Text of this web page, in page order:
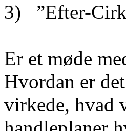
3) ”Efter-
Er et møde
Hvordan er
virkede, hvad